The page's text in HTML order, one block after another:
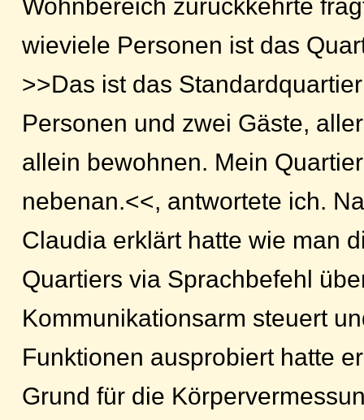
Wohnbereich zurückkehrte
wieviele Personen ist das
>>Das ist das
Personen und zwei Gäste,
allein bewohnen. Mein
nebenan.<<, antwortete ich.
Claudia erklärt hatte wie man
Quartiers via Sprachbefehl
Kommunikationsarm steuert
Funktionen ausprobiert hatte
Grund für die